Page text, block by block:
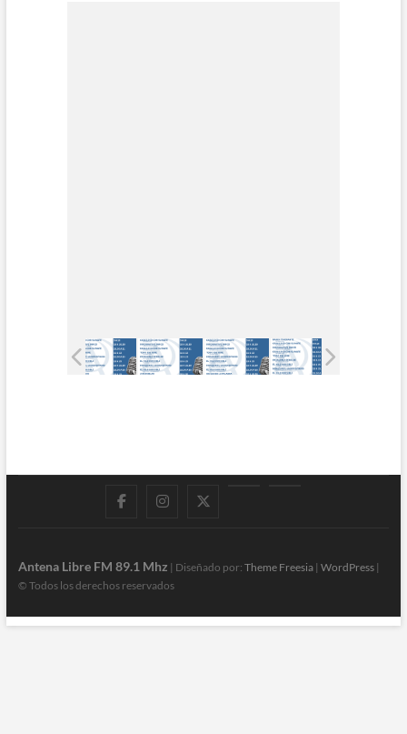
FacebookInstagram
Antena Libre FM 89.1 Mhz | Diseñado por: Theme Freesia| WordPress|
© Todos los derechos reservados